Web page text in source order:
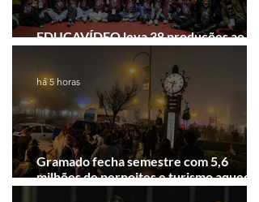
EDUCAVÍDEO leva 38 produções ao
Festival de Cinema de Gramado
Gramado fecha semestre com 5,6
milhões de pernoites e turismo
Junho desponta!
há 5 horas